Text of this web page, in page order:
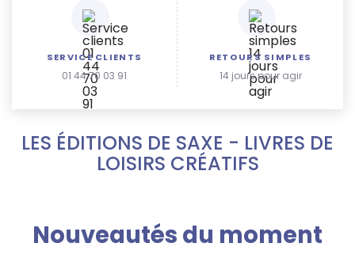
SERVICE CLIENTS
01 44 70 03 91
RETOURS SIMPLES
14 jours pour agir
LES ÉDITIONS DE SAXE - LIVRES DE
LOISIRS CRÉATIFS
Nouveautés du moment